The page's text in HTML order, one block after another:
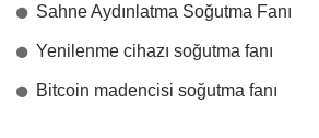
Sahne Aydınlatma Soğutma Fanı
Yenilenme cihazı soğutma fanı
Bitcoin madencisi soğutma fanı